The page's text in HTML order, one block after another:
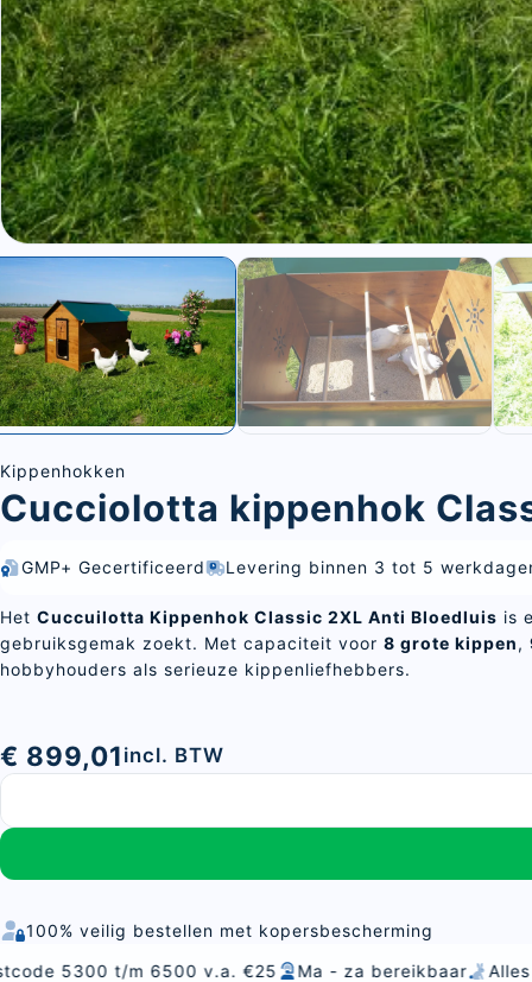
Kippenhokken
Cucciolotta kippenhok
GMP+ Gecertificeerd Levering binnen 3 tot 5
HetCuccuilotta Kippenhok Classic 2XL Anti Bloedluis is
gebruiksgemak zoekt. Met capaciteit voor8 grote kippen,
hobbyhouders als serieuze kippenliefhebbers.
€ 899,01 incl. BTW
100% veilig bestellen met kopersbescherming
6500 v.a. €25
Ma - za bereikbaar Alles voor